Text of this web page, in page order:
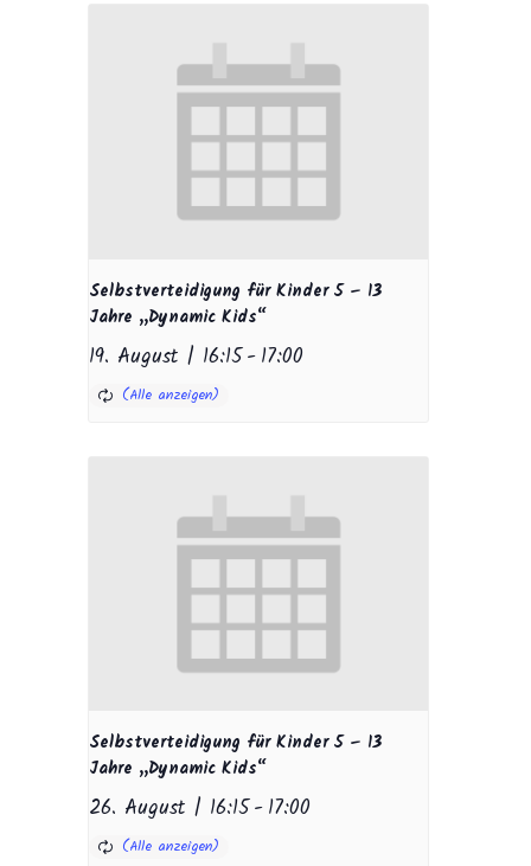
Selbstverteidigung für Kinder 5 – 13
Jahre „Dynamic Kids“
19. August | 16:15-17:00
Selbstverteidigung für Kinder 5 – 13
Jahre „Dynamic Kids“
26. August | 16:15-17:00